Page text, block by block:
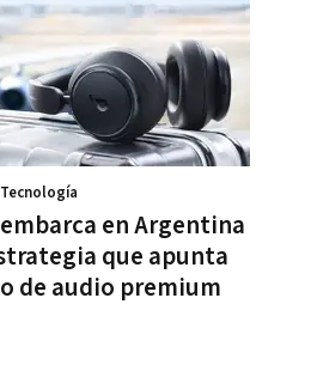
en Argentina
que apunta
de audio premium